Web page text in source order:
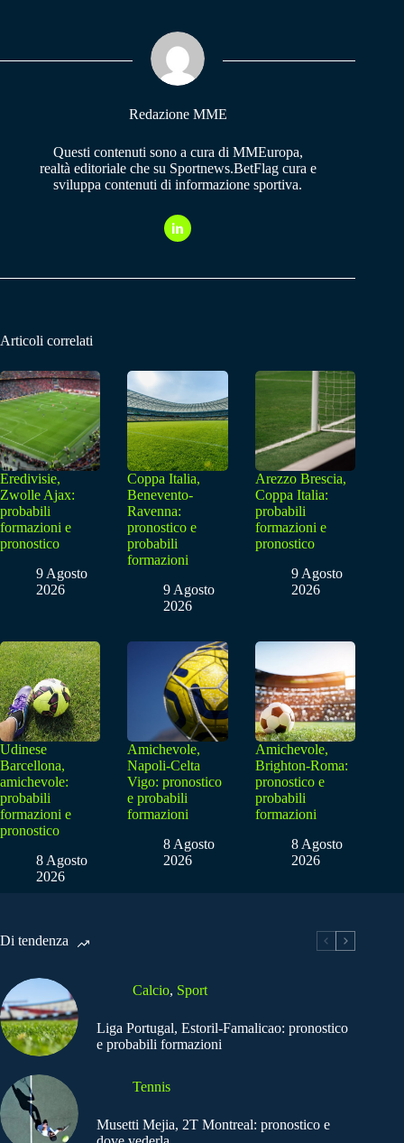
pp m
Redazione MME
Questi contenuti sono a cura di MMEuropa,
realtà editoriale che su Sportnews.BetFlag cura e
sviluppa contenuti di informazione sportiva.
Articoli correlati
Eredivisie,
Zwolle Ajax:
probabili
formazioni e
pronostico
9 Agosto
2026
Coppa Italia,
Benevento-
Ravenna:
pronostico e
probabili
formazioni
9 Agosto
2026
Arezzo Brescia,
Coppa Italia:
probabili
formazioni e
pronostico
9 Agosto
2026
Udinese
Barcellona,
amichevole:
probabili
formazioni e
pronostico
8 Agosto
2026
Amichevole,
Napoli-Celta
Vigo: pronostico
e probabili
formazioni
8 Agosto
2026
Amichevole,
Brighton-Roma:
pronostico e
probabili
formazioni
8 Agosto
2026
Di tendenza
Calcio, Sport
Liga Portugal, Estoril-Famalicao: pronostico
e probabili formazioni
Tennis
Musetti Mejia, 2T Montreal: pronostico e